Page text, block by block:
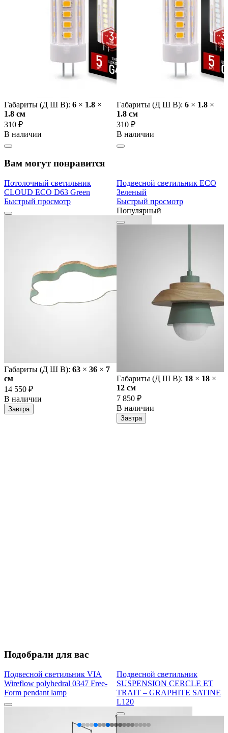
Габариты (Д Ш В): 6 × 1.8 ×
1.8 cм
310 ₽
В наличии
Габариты (Д Ш В): 6 × 1.8 ×
1.8 cм
310 ₽
В наличии
Вам могут понравится
Потолочный светильник
CLOUD ECO D63 Green
Быстрый просмотр
Габариты (Д Ш В): 63 × 36 × 7
cм
14 550 ₽
В наличии
Завтра
Подвесной светильник ECO
Зеленый
Быстрый просмотр
Популярный
Габариты (Д Ш В): 18 × 18 ×
12 cм
7 850 ₽
В наличии
Завтра
Подобрали для вас
Подвесной светильник VIA
Wireflow polyhedral 0347 Free-
Form pendant lamp
Подвесной светильник
SUSPENSION CERCLE ET
TRAIT – GRAPHITE SATINE
L120